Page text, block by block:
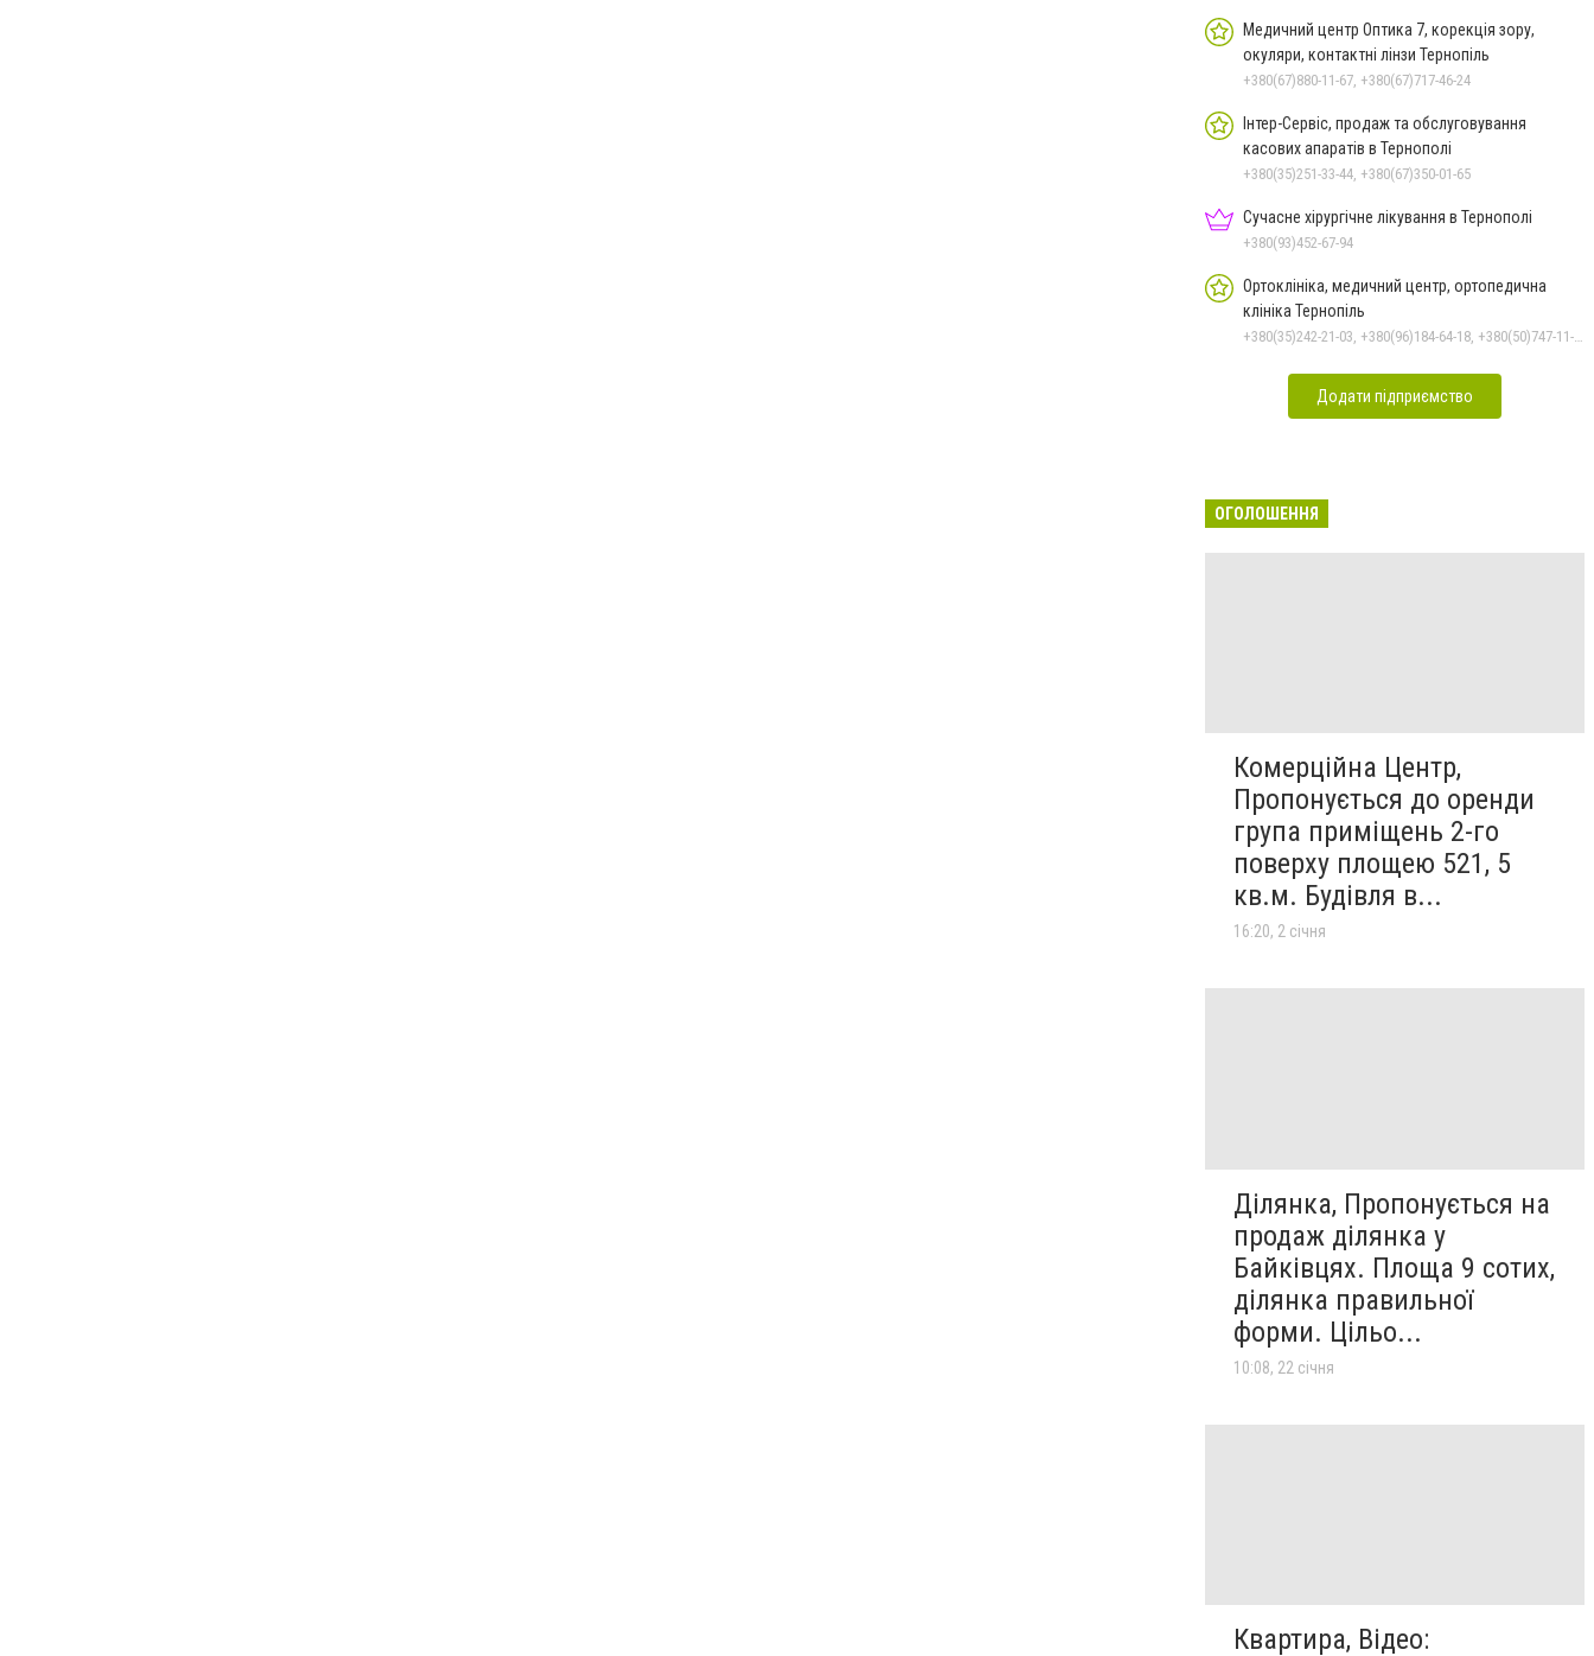
Медичний центр Оптика 7, корекція зору,
окуляри, контактні лінзи Тернопіль
+380(67)880-11-67, +380(67)717-46-24
Інтер-Сервіс, продаж та обслуговування
касових апаратів в Тернополі
+380(35)251-33-44, +380(67)350-01-65
Сучасне хірургічне лікування в Тернополі
+380(93)452-67-94
Ортоклініка, медичний центр, ортопедична
клініка Тернопіль
+380(35)242-21-03, +380(96)184-64-18, +380(50)747-11-54
Додати підприємство
ОГОЛОШЕННЯ
Комерційна Центр,
Пропонується до оренди
група приміщень 2-го
поверху площею 521, 5
кв.м. Будівля в...
16:20, 2 січня
Ділянка, Пропонується на
продаж ділянка у
Байківцях. Площа 9 сотих,
ділянка правильної
форми. Цільо...
10:08, 22 січня
Квартира, Відео: